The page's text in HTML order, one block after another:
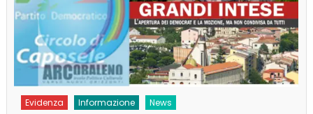
Evidenza Informazione News